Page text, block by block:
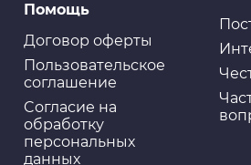
Помощь
Договор оферты
Пользовательское
соглашение
Cогласие на
обработку
персональных
данных